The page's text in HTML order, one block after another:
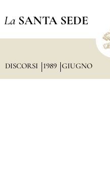
La SANTA SEDE
DISCORSI 1989 GIUGNO